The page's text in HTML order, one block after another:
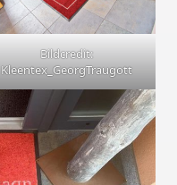
Bildcredit:
Kleentex_GeorgTraugott